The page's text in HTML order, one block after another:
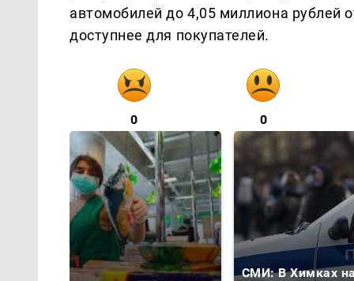
автомобилей до 4,05 миллиона рублей
доступнее для покупателей.
0 0
СМИ: В Химках